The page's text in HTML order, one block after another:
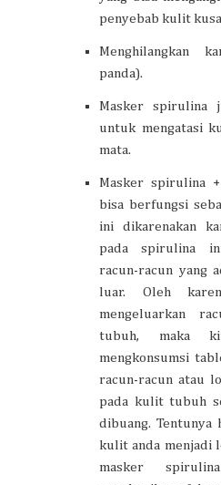
penyebab kulit
Menghilangkan
panda).
Masker spirulina
untuk mengatasi
mata.
Masker spirulina
bisa berfungsi
ini dikarenakan
pada spirulina
racun-racun yang
luar. Oleh
mengeluarkan
tubuh, maka
mengkonsumsi
racun-racun atau
pada kulit tubuh
dibuang. Tentunya
kulit anda menjadi
masker